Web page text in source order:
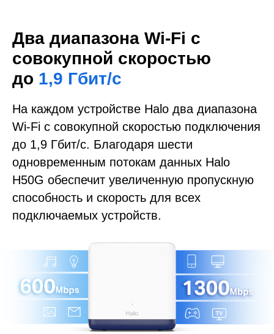
Два диапазона Wi-Fi с
совокупной скоростью
до 1,9 Гбит/с
На каждом устройстве Halo два диапазона
Wi-Fi с совокупной скоростью подключения
до 1,9 Гбит/с. Благодаря шести
одновременным потокам данных Halo
H50G обеспечит увеличенную пропускную
способность и скорость для всех
подключаемых устройств.